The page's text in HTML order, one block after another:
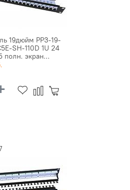
19дюйм PP3-19-
SH-110D 1U 24
полн. экран...